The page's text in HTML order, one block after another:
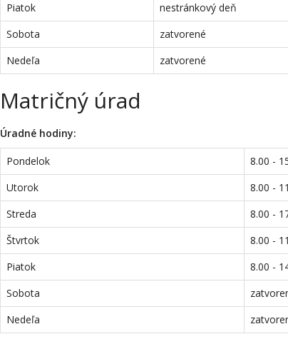
Piatok
nestránkový deň
Sobota
zatvorené
Nedeľa
zatvorené
Matričný úrad
Úradné hodiny:
Pondelok
8.00 -
Utorok
8.00 -
Streda
8.00 -
Štvrtok
8.00 -
Piatok
8.00 -
Sobota
Nedeľa